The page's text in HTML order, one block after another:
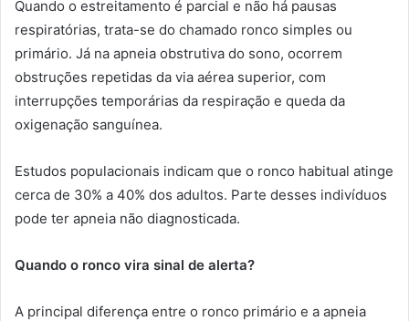
Quando o estreitamento é parcial e não há pausas
respiratórias, trata-se do chamado ronco simples ou
primário. Já na apneia obstrutiva do sono, ocorrem
obstruções repetidas da via aérea superior, com
interrupções temporárias da respiração e queda da
oxigenação sanguínea.
Estudos populacionais indicam que o ronco habitual atinge
cerca de 30% a 40% dos adultos. Parte desses indivíduos
pode ter apneia não diagnosticada.
Quando o ronco vira sinal de alerta?
A principal diferença entre o ronco primário e a apneia